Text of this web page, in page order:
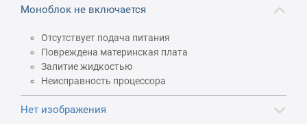
Моноблок не включается
Отсутствует подача питания
Повреждена материнская плата
Залитие жидкостью
Неисправность процессора
Нет изображения